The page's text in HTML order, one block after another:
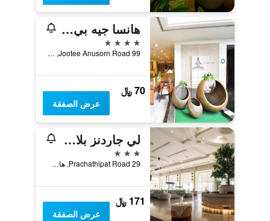
هانسا جيه بي هوتل
4 نجوم
99 Jootee Anusorn Road, هات ياي, تايلاند
70 ﷼
عرض الصفقة
لي جاردنز بلازا هوتل هات ياي
3 نجوم
29 Prachathipat Road, هات ياي, تايلاند
171 ﷼
عرض الصفقة